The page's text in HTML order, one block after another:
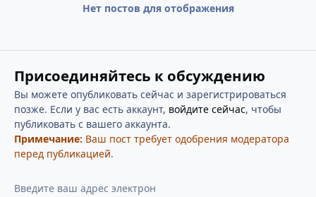
Нет постов для отображения
Присоединяйтесь к обсуждению
Вы можете опубликовать сейчас и зарегистрироваться
позже. Если у вас есть аккаунт, войдите сейчас, чтобы
публиковать с вашего аккаунта.
Примечание: Ваш пост требует одобрения модератора
перед публикацией.